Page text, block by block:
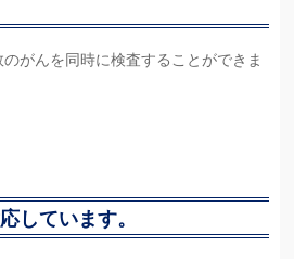
がんを同時に検査することができま
しています。